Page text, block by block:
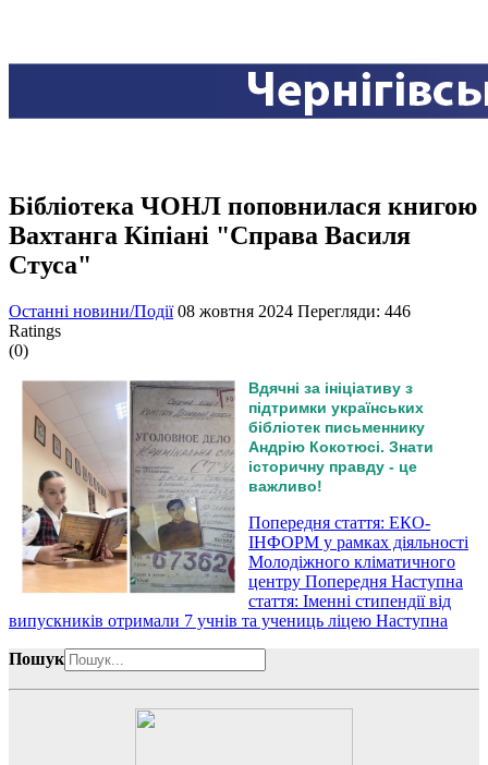
Бібліотека ЧОНЛ поповнилася книгою
Вахтанга Кіпіані "Справа Василя
Стуса"
Останні новини/Події 08 жовтня 2024 Перегляди: 446
Ratings
(0)
Вдячні за ініціативу з
підтримки українських
бібліотек письменнику
Андрію Кокотюсі. Знати
історичну правду - це
важливо!
Попередня стаття: ЕКО-
ІНФОРМ у рамках діяльності
Молодіжного кліматичного
центру Попередня Наступна
стаття: Іменні стипендії від
випускників отримали 7 учнів та учениць ліцею Наступна
Пошук